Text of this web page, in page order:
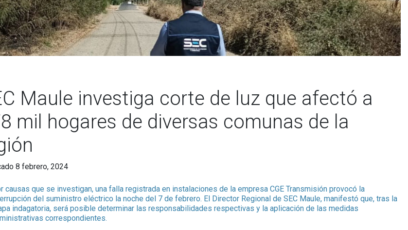
Maule investiga corte de luz que afectó a
mil hogares de diversas comunas de la
8 febrero, 2024
causas que se investigan, una falla registrada en instalaciones de la empresa CGE Transmisión provocó la
del suministro eléctrico la noche del 7 de febrero. El Director Regional de SEC Maule, manifestó que, tras la
indagatoria, será posible determinar las responsabilidades respectivas y la aplicación de las medidas
correspondientes.